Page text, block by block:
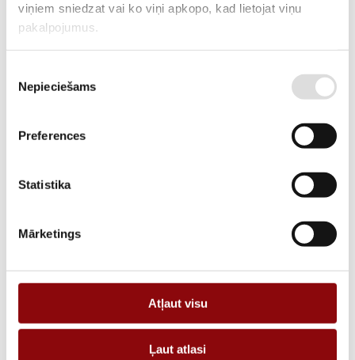
viņiem sniedzat vai ko viņi apkopo, kad lietojat viņu
pakalpojumus.
izvēle
Nepieciešams
Preferences
Statistika
Mārketings
Atļaut visu
Ļaut atlasi
SKU 2822004016
MANUFACTURER CODE 22004016
DESCRIPTION
DIMENSIONS 180x180x90 cm
MANUFACTURER SOCOMEC